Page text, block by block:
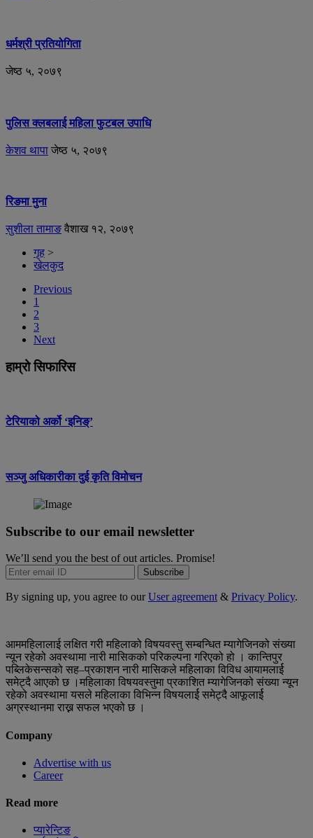
धर्मश्री प्रतियोगिता
जेष्ठ ५, २०७९
पुलिस क्लबलाई महिला फुटबल उपाधि
केशव थापा जेष्ठ ५, २०७९
रिङमा मुना
सुशीला तामाङ वैशाख १२, २०७९
गृह >
खेलकुद
Previous
1
2
3
Next
हाम्रो सिफारिस
टेरियाको अर्को ‘इनिङ्’
सञ्जु अधिकारीका दुई कृति विमोचन
Subscribe to our email newsletter
We’ll send you the best of out articles. Promise!
Subscribe
By signing up, you agree to ourUser agreement & Privacy Policy.
आममहिलालाई लक्षित गरी महिलाको विषयवस्तु सम्बन्धित म्यागेजिनको संख्या
न्यून रहेको अवस्थामा नारी मासिकको परिकल्पना गरिएको हो । कान्तिपुर
पब्लिकेसन्सको सह–प्रकाशन नारी मासिकले महिलाका विविध आयामलार्ई
समेट्दै आएको छ ।महिलाका विषयवस्तुमा प्रकाशित म्यागेजिनको संख्या न्यून
रहेको अवस्थामा यसले महिलाका विभिन्न विषयलार्ई समेट्दै आफूलार्ई
अग्रस्थानमा राख्न सफल भएको छ ।
Company
Advertise with us
Career
Read more
प्यारेन्टिङ